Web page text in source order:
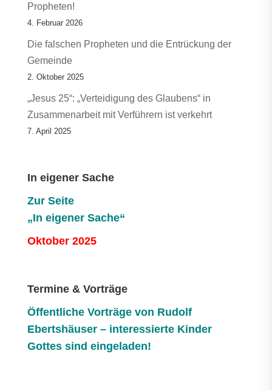
Propheten!
4. Februar 2026
Die falschen Propheten und die Entrückung der
Gemeinde
2. Oktober 2025
„Jesus 25“: „Verteidigung des Glaubens“ in
Zusammenarbeit mit Verführern ist verkehrt
7. April 2025
In eigener Sache
Zur Seite
„In eigener Sache“
Oktober 2025
Termine & Vorträge
Öffentliche Vorträge von Rudolf
Ebertshäuser – interessierte Kinder
Gottes sind eingeladen!